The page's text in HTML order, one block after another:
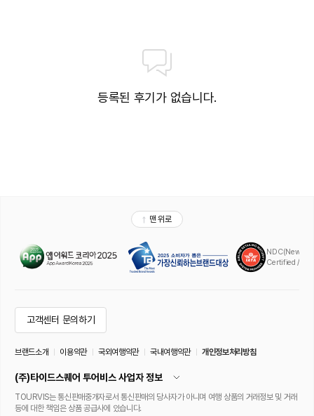
등록된 후기가 없습니다.